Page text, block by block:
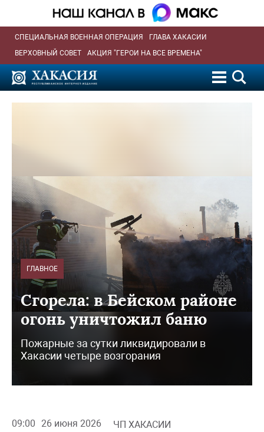
СПЕЦИАЛЬНАЯ ВОЕННАЯ ОПЕРАЦИЯ
ГЛАВА ХАКАСИИ
ВЕРХОВНЫЙ СОВЕТ
АКЦИЯ "ГЕРОИ НА ВСЕ ВРЕМЕНА"
ГЛАВНОЕ
Сгорела: в Бейском районе
огонь уничтожил баню
Пожарные за сутки ликвидировали в
Хакасии четыре возгорания
09:00 26 июня 2026 ЧП ХАКАСИИ